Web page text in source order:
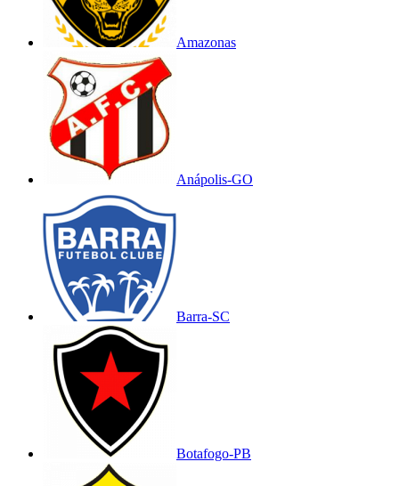
Amazonas
Anápolis-GO
Barra-SC
Botafogo-PB